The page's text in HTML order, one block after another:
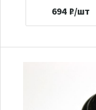
694 ₽/шт